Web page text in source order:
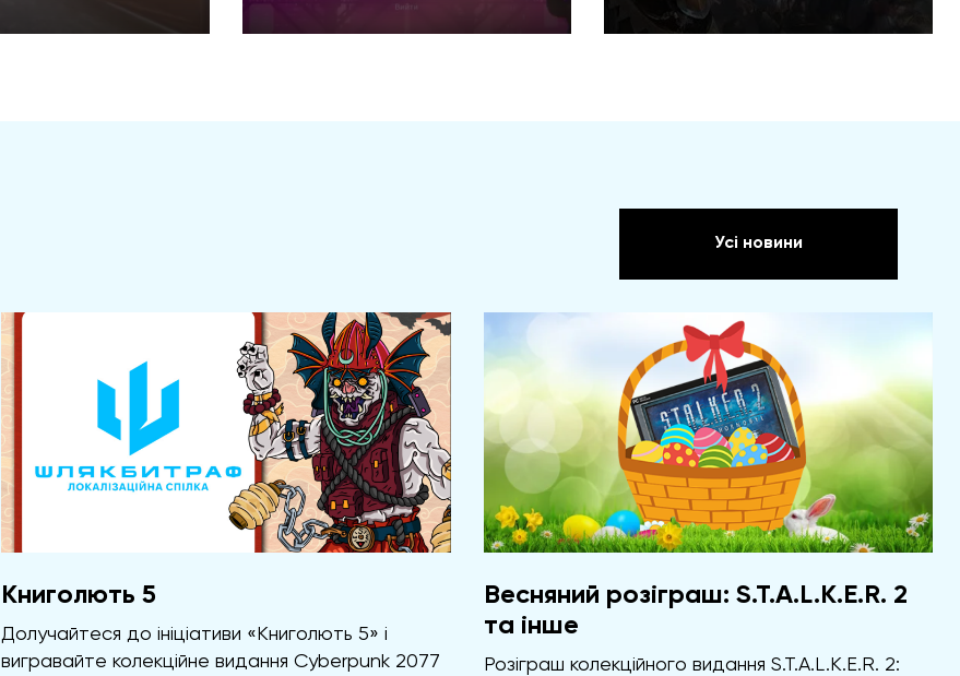
Усі новини
Книголють 5
Долучайтеся до ініціативи «Книголють 5» і
вигравайте колекційне видання Cyberpunk 2077
Весняний розіграш: S.T.A.L.K.E.R. 2
та інше
Розіграш колекційного видання S.T.A.L.K.E.R. 2: